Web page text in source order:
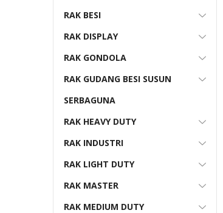
RAK BESI
RAK DISPLAY
RAK GONDOLA
RAK GUDANG BESI SUSUN
SERBAGUNA
RAK HEAVY DUTY
RAK INDUSTRI
RAK LIGHT DUTY
RAK MASTER
RAK MEDIUM DUTY